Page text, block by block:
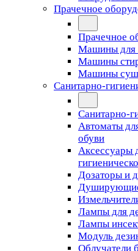
Прачечное
Прачечное
Машины для
Машины
Машины
Санитарно-
Санитарно-
Автоматы
обуви
Аксессуары
Дозаторы и
Душирующие
Лампы для
Лампы
Модуль
Облучатели